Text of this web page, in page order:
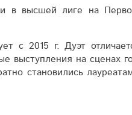
в высшей лиге на
с 2015 г. Дуэт
выступления на сценах
становились